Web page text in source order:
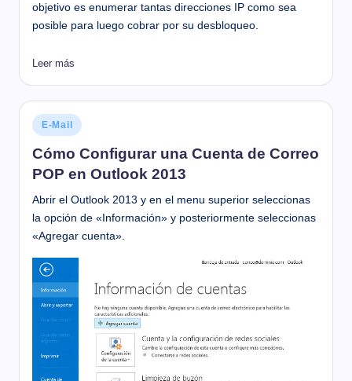
objetivo es enumerar tantas direcciones IP como sea
posible para luego cobrar por su desbloqueo.
Leer más
Publicado
en
E-Mail
Cómo Configurar una Cuenta de Correo
POP en Outlook 2013
Abrir el Outlook 2013 y en el menu superior seleccionas
la opción de «Información» y posteriormente seleccionas
«Agregar cuenta».